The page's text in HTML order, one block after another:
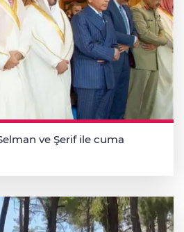
ve Şerif ile cuma